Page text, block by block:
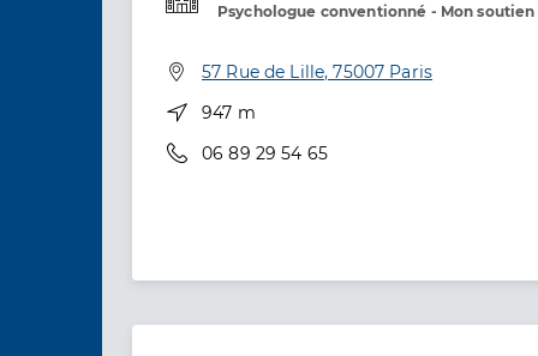
Psychologue conventionné - Mon soutien
Etablissement de soins
Adresse
57 Rue de Lille, 75007 Paris
Distance
947 m
Téléphone
06 89 29 54 65